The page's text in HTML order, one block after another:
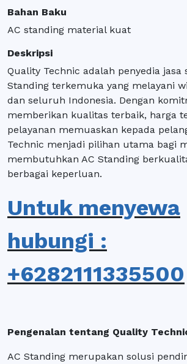
Bahan Baku
AC standing material kuat
Deskripsi
Quality Technic adalah penyedia jasa
Standing terkemuka yang melayani
dan seluruh Indonesia. Dengan
memberikan kualitas terbaik, harga
pelayanan memuaskan kepada
Technic menjadi pilihan utama bagi
membutuhkan AC Standing
berbagai keperluan.
Untuk menyewa
hubungi :
+6282111335500
Pengenalan tentang Quality
AC Standing merupakan solusi